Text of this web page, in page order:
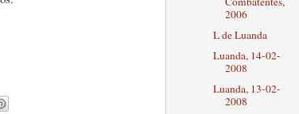
2006
L de Luanda
Luanda, 14-02-
2008
Luanda, 13-02-
2008